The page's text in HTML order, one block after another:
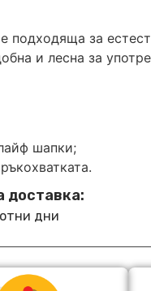
подходяща за
и лесна за
шапки;
доставка:
дни